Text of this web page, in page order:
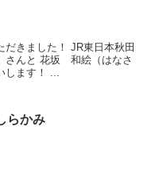
だきました！ JR東日本秋田
さんと 花坂 和絵（はなさ
ます！ ...
らかみ